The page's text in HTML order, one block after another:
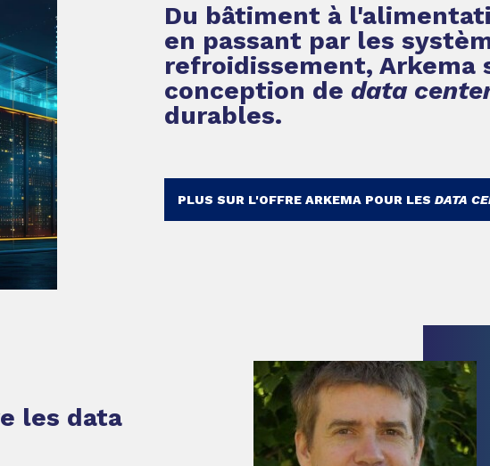
Du bâtiment à
en passant par les
refroidissement, Arkema
conception de data
durables.
PLUS SUR L'OFFRE ARKEMA POUR LES DATA
les data